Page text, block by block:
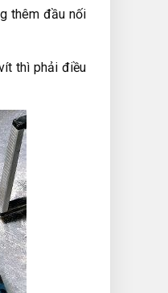
thêm đầu nối
thì phải điều